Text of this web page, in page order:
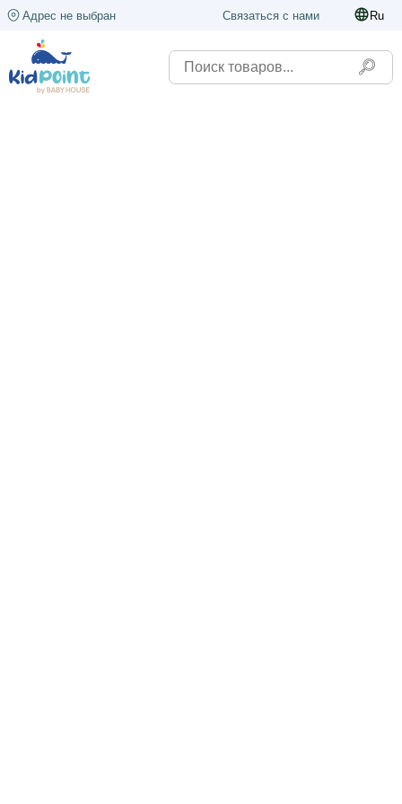
Адрес не выбран Связаться с нами Ru